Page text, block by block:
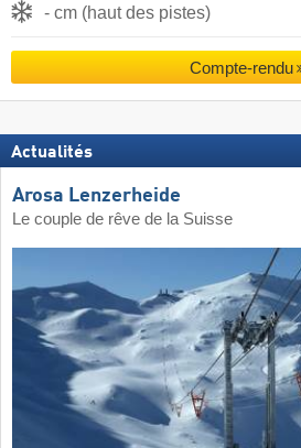
- cm (haut des pistes)
Compte-rendu
Actualités
Arosa Lenzerheide
Le couple de rêve de la Suisse